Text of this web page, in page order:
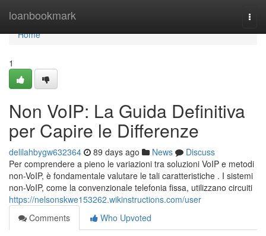
loanbookmark
Home
Home
1
Non VoIP: La Guida Definitiva
per Capire le Differenze
delilahbygw632364 89 days ago News
Discuss
Per comprendere a pieno le variazioni tra soluzioni VoIP e metodi
non-VoIP, è fondamentale valutare le tali caratteristiche . I sistemi
non-VoIP, come la convenzionale telefonia fissa, utilizzano circuiti
https://nelsonskwe153262.wikinstructions.com/user
Comments
Who Upvoted